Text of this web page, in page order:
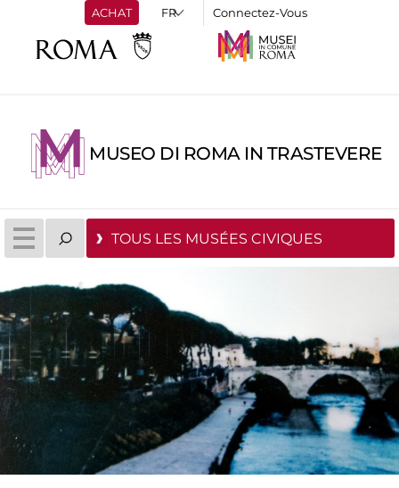
ACHAT Connectez-Vous
MUSEO DI ROMA IN TRASTEVERE
TOUS LES MUSÉES CIVIQUES